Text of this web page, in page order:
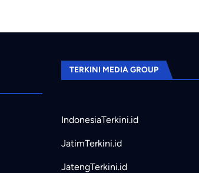
TERKINI MEDIA GROUP
IndonesiaTerkini.id
JatimTerkini.id
JatengTerkini.id